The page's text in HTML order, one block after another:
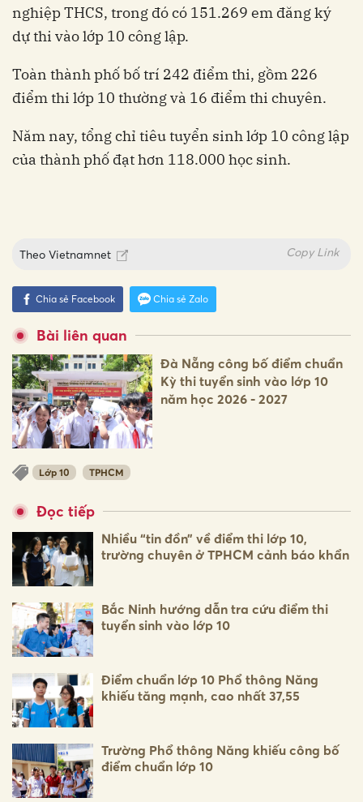
nghiệp THCS, trong đó có 151.269 em đăng ký
dự thi vào lớp 10 công lập.
Toàn thành phố bố trí 242 điểm thi, gồm 226
điểm thi lớp 10 thường và 16 điểm thi chuyên.
Năm nay, tổng chỉ tiêu tuyển sinh lớp 10 công lập
của thành phố đạt hơn 118.000 học sinh.
Theo Vietnamnet Copy Link
Chia sẻ Facebook Chia sẻ Zalo
Bài liên quan
Đà Nẵng công bố điểm chuẩn
Kỳ thi tuyển sinh vào lớp 10
năm học 2026 - 2027
Lớp 10 TPHCM
Đọc tiếp
Nhiều “tin đồn” về điểm thi lớp 10,
trường chuyên ở TPHCM cảnh báo khẩn
Bắc Ninh hướng dẫn tra cứu điểm thi
tuyển sinh vào lớp 10
Điểm chuẩn lớp 10 Phổ thông Năng
khiếu tăng mạnh, cao nhất 37,55
Trường Phổ thông Năng khiếu công bố
điểm chuẩn lớp 10